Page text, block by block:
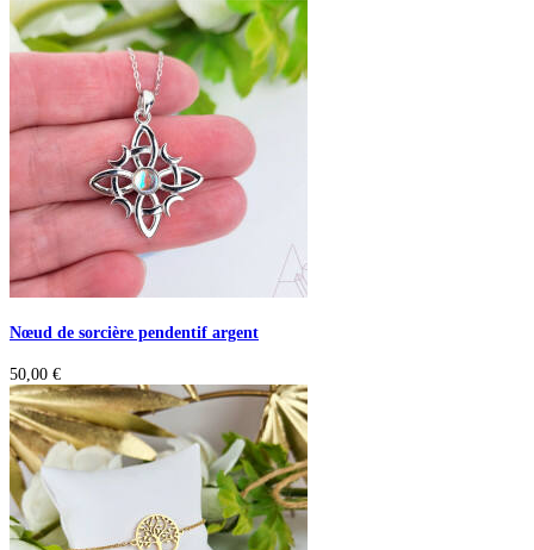
Nœud de sorcière pendentif argent
50,00 €